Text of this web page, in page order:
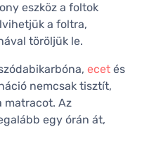
eszköz a foltok
a foltra,
töröljük le.
ecet és
nemcsak tisztít,
matracot. Az
egy órán át,